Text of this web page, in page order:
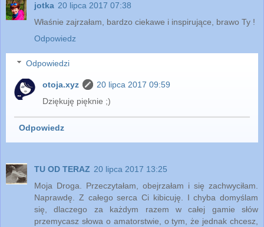
jotka 20 lipca 2017 07:38
Właśnie zajrzałam, bardzo ciekawe i inspirujące, brawo Ty !
Odpowiedz
Odpowiedzi
otoja.xyz
20 lipca 2017 09:59
Dziękuję pięknie ;)
Odpowiedz
TU OD TERAZ 20 lipca 2017 13:25
Moja Droga. Przeczytałam, obejrzałam i się zachwyciłam.
Naprawdę. Z całego serca Ci kibicuję. I chyba domyślam
się, dlaczego za każdym razem w całej gamie słów
przemycasz słowa o amatorstwie, o tym, że jednak chcesz,